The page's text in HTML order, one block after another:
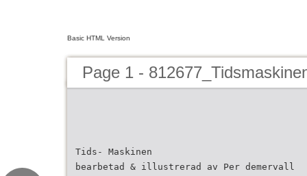
Basic HTML Version
Page 1 -
Tids- Maskinen
bearbetad & illustrerad av Per demervall